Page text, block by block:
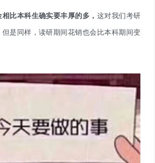
相比本科生确实要丰厚的多， 这对我们考研
但是同样，读研期间花销也会比本科期间变